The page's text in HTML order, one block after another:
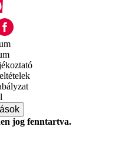
jog fenntartva.